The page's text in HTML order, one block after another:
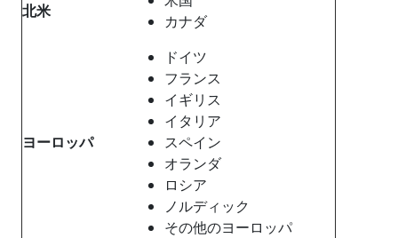
北米
カナダ
ヨーロッパ
ドイツ
フランス
イギリス
イタリア
スペイン
オランダ
ロシア
ノルディック
その他のヨーロッパ